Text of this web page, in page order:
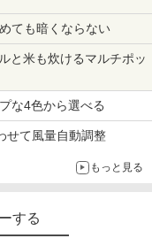
ても暗くならない
と米も炊けるマルチポッ
な4色から選べる
て風量自動調整
もっと見る
する